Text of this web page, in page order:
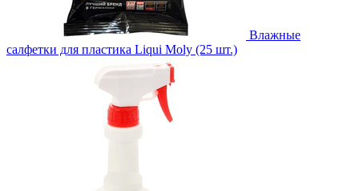
Влажные
салфетки для пластика Liqui Moly (25 шт.)